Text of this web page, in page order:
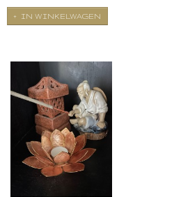
IN WINKELWAGEN